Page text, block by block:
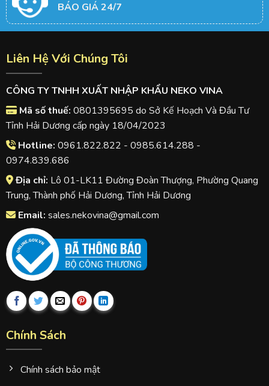
BÁO GIÁ 24/7
Liên Hệ Với Chúng Tôi
CÔNG TY TNHH XUẤT NHẬP KHẨU NEKO VINA
Mã số thuế: 0801395695 do Sở Kế Hoạch Và Đầu Tư
Tỉnh Hải Dương cấp ngày 18/04/2023
Hotline: 0961.822.822 - 0985.614.288 -
0974.839.686
Địa chỉ: Lô 01-LK11 Đường Đoàn Thượng, Phường Quang
Trung, Thành phố Hải Dương, Tỉnh Hải Dương
Email: sales.nekovina@gmail.com
Chính Sách
Chính sách bảo mật